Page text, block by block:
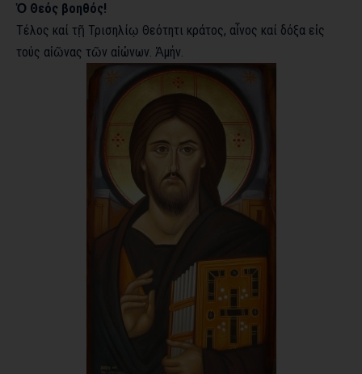
Ὁ Θεός βοηθός!
Τέλος καί τῇ Τρισηλίῳ Θεότητι κράτος, αἶνος καί δόξα εἰς
τούς αἰῶνας τῶν αἰώνων. Ἀμήν.